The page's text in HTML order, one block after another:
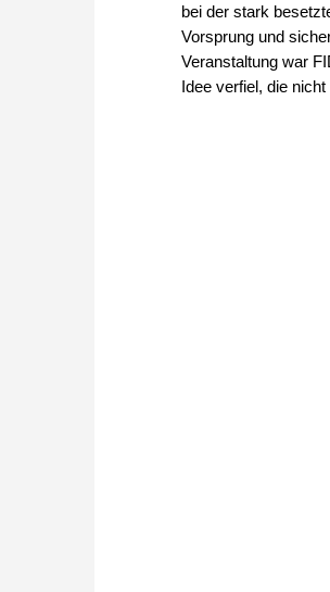
bei der stark
Vorsprung und
Veranstaltung war
Idee verfiel, die